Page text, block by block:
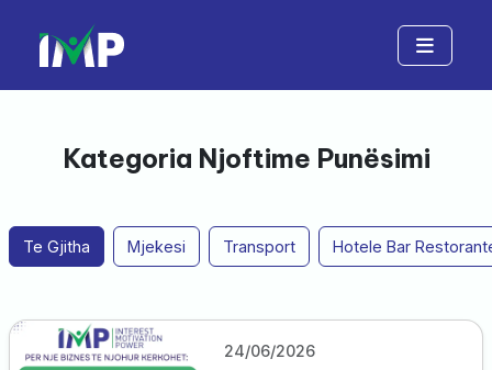
Kategoria Njoftime Punësimi
Te Gjitha Mjekesi Transport Hotele Bar
24/06/2026